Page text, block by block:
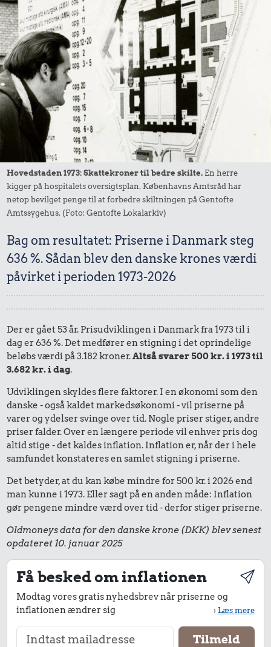
Hovedstaden 1973: Skattekroner til bedre skilte. En herre
kigger på hospitalets oversigtsplan. Københavns Amtsråd har
netop bevilget penge til at forbedre skiltningen på Gentofte
Amtssygehus. (Foto: Gentofte Lokalarkiv)
Bag om resultatet: Priserne i Danmark steg
636 %. Sådan blev den danske krones værdi
påvirket i perioden 1973-2026
Der er gået 53 år. Prisudviklingen i Danmark fra 1973 til i
dag er 636 %. Det medfører en stigning i det oprindelige
beløbs værdi på 3.182 kroner.Altså svarer 500 kr. i 1973 til
3.682 kr. i dag.
Udviklingen skyldes flere faktorer. I en økonomi som den
danske - også kaldet markedsøkonomi - vil priserne på
varer og ydelser svinge over tid. Nogle priser stiger, andre
priser falder. Over en længere periode vil enhver pris dog
altid stige - det kaldes inflation. Inflation er, når der i hele
samfundet konstateres en samlet stigning i priserne.
Det betyder, at du kan købe mindre for 500 kr. i 2026 end
man kunne i 1973. Eller sagt på en anden måde: Inflation
gør pengene mindre værd over tid - derfor stiger priserne.
Oldmoneys data for den danske krone (DKK) blev senest
opdateret 10. januar 2025
Få besked om inflationen
Modtag vores gratis nyhedsbrev når priserne og
inflationen ændrer sig
›Læs mere